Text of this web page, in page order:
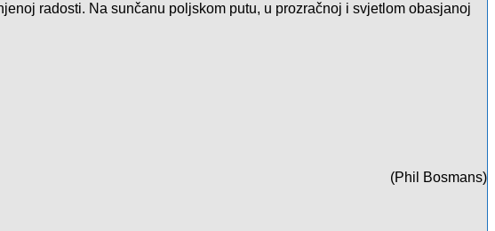
radosti. Na sunčanu poljskom putu, u prozračnoj i svjetlom obasjanoj
(Phil Bosmans)